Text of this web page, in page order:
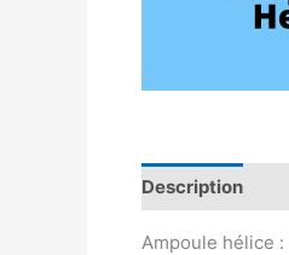
Description
Ampoule hélice :